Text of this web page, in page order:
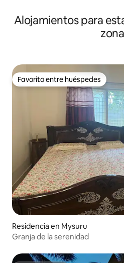
Alojamientos para
zona
Favorito entre huéspedes
Favorito entre huéspedes
Residencia en Mysuru
Granja de la serenidad